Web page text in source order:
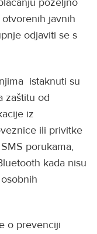
javnih
odjaviti se s
istaknuti su
zaštitu od
iz
ili privitke
porukama,
kada nisu
o prevenciji